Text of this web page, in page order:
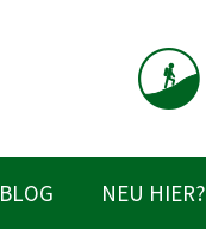
BLOG NEU HIER?